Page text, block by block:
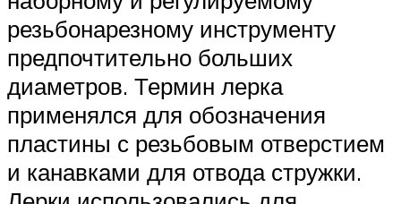
резьбонарезному инструменту
предпочтительно больших
диаметров. Термин лерка
применялся для обозначения
пластины с резьбовым отверстием
и канавками для отвода стружки.